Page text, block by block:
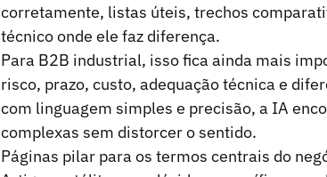
corretamente, listas úteis, trechos
técnico onde ele faz diferença.
Para B2B industrial, isso fica ainda mais
risco, prazo, custo, adequação técnica e
com linguagem simples e precisão, a IA
complexas sem distorcer o sentido.
Páginas pilar para os termos centrais do